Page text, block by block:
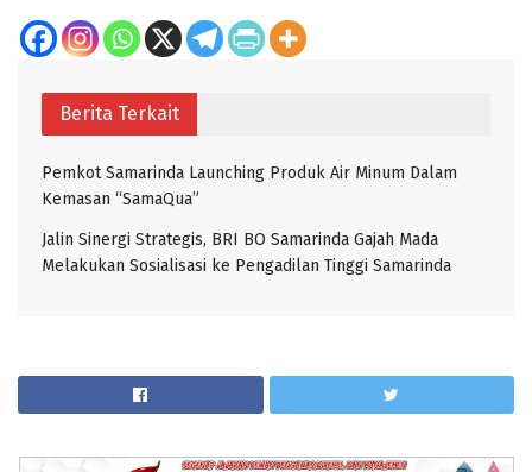
Berita Terkait
Pemkot Samarinda Launching Produk Air Minum Dalam
Kemasan “SamaQua”
Jalin Sinergi Strategis, BRI BO Samarinda Gajah Mada
Melakukan Sosialisasi ke Pengadilan Tinggi Samarinda